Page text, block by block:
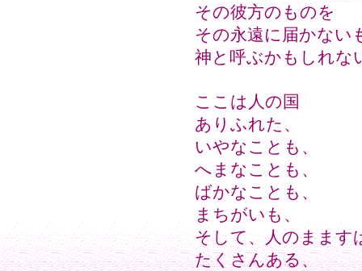
その彼方のものを
その永遠に届かない
神と呼ぶかもしれな
ここは人の国
ありふれた、
いやなことも、
へまなことも、
ばかなことも、
まちがいも、
そして、人のまます
たくさんある、